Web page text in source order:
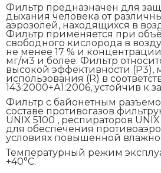
Фильтр предназначен для
дыхания человека от
аэрозолей, находящихся в
Фильтр применяется при
свободного кислорода в
не менее 17 % и
мг/м3 и более. Фильтр
высокой эффективности (P3),
использования (R) в
143:2000+А1:2006, устойчив к
Фильтр с байонетным
составе противогазов
UNIX 5100 , респираторов
для обеспечения
условиях повышенной
Температурный режим
+40°С.